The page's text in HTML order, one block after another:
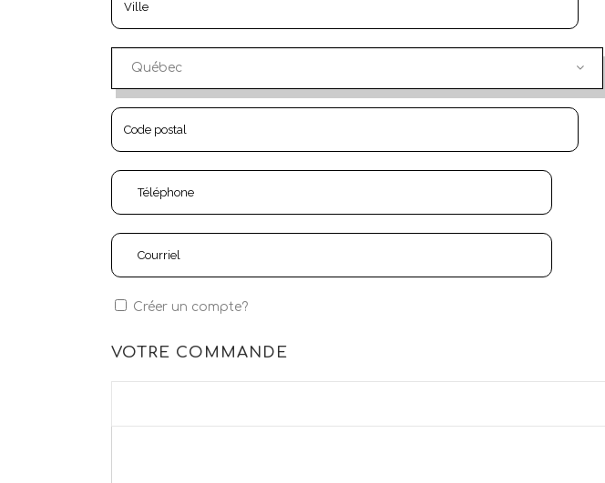
Québec
Créer un compte?
VOTRE COMMANDE